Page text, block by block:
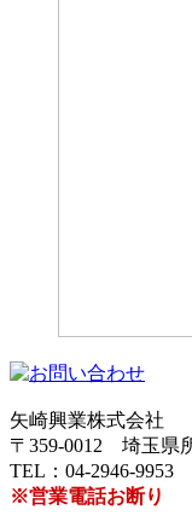
矢崎興業株式会社
〒359-0012 埼玉県
TEL：04-2946-9953
※営業電話お断り